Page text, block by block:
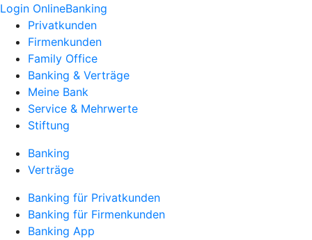
Login OnlineBanking
Privatkunden
Firmenkunden
Family Office
Banking & Verträge
Meine Bank
Service & Mehrwerte
Stiftung
Banking
Verträge
Banking für Privatkunden
Banking für Firmenkunden
Banking App